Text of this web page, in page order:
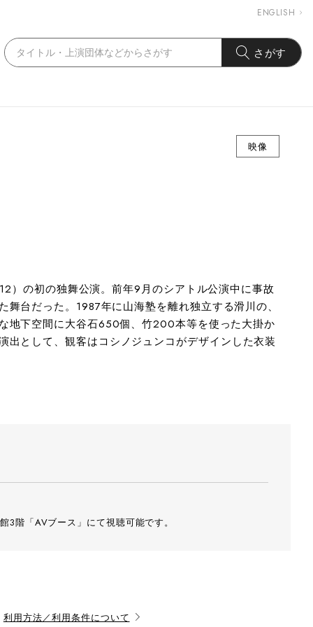
ENGLISH
さがす
映像
）の初の独舞公演。前年9月のシアトル公演中に事故
台だった。1987年に山海塾を離れ独立する滑川の、
地下空間に大谷石650個、竹200本等を使った大掛か
出として、観客はコシノジュンコがデザインした衣装
3階「AVブース」にて視聴可能です。
利用方法／利用条件について